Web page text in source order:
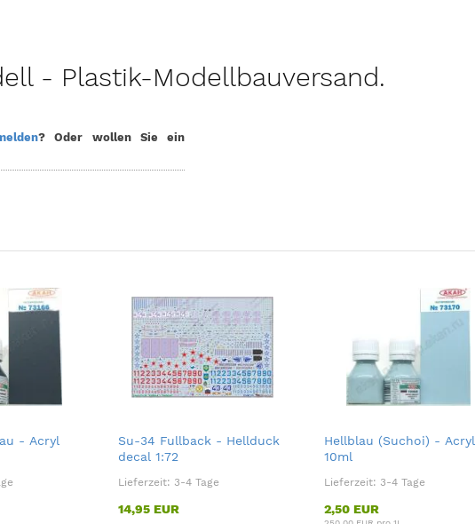
- Plastik-Modellbauversand.
? Oder wollen Sie ein
- Acryl
Su-34 Fullback - Hellduck
decal 1:72
Lieferzeit: 3-4 Tage
14,95 EUR
Hellblau (Suchoi) - Acryl
10ml
Lieferzeit: 3-4 Tage
2,50 EUR